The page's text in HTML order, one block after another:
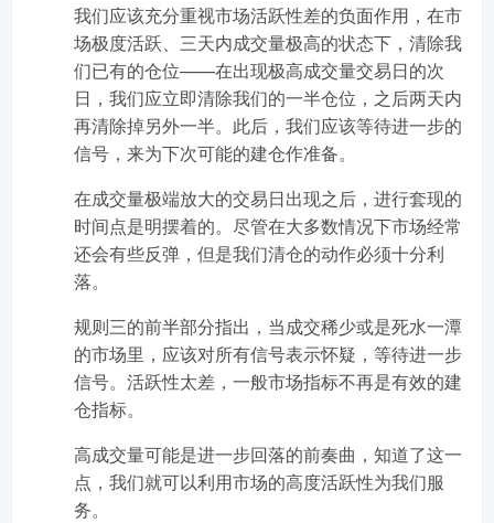
我们应该充分重视市场活跃性差的负面作用，在市
场极度活跃、三天内成交量极高的状态下，清除我
们已有的仓位——在出现极高成交量交易日的次
日，我们应立即清除我们的一半仓位，之后两天内
再清除掉另外一半。此后，我们应该等待进一步的
信号，来为下次可能的建仓作准备。
在成交量极端放大的交易日出现之后，进行套现的
时间点是明摆着的。尽管在大多数情况下市场经常
还会有些反弹，但是我们清仓的动作必须十分利
落。
规则三的前半部分指出，当成交稀少或是死水一潭
的市场里，应该对所有信号表示怀疑，等待进一步
信号。活跃性太差，一般市场指标不再是有效的建
仓指标。
高成交量可能是进一步回落的前奏曲，知道了这一
点，我们就可以利用市场的高度活跃性为我们服
务。